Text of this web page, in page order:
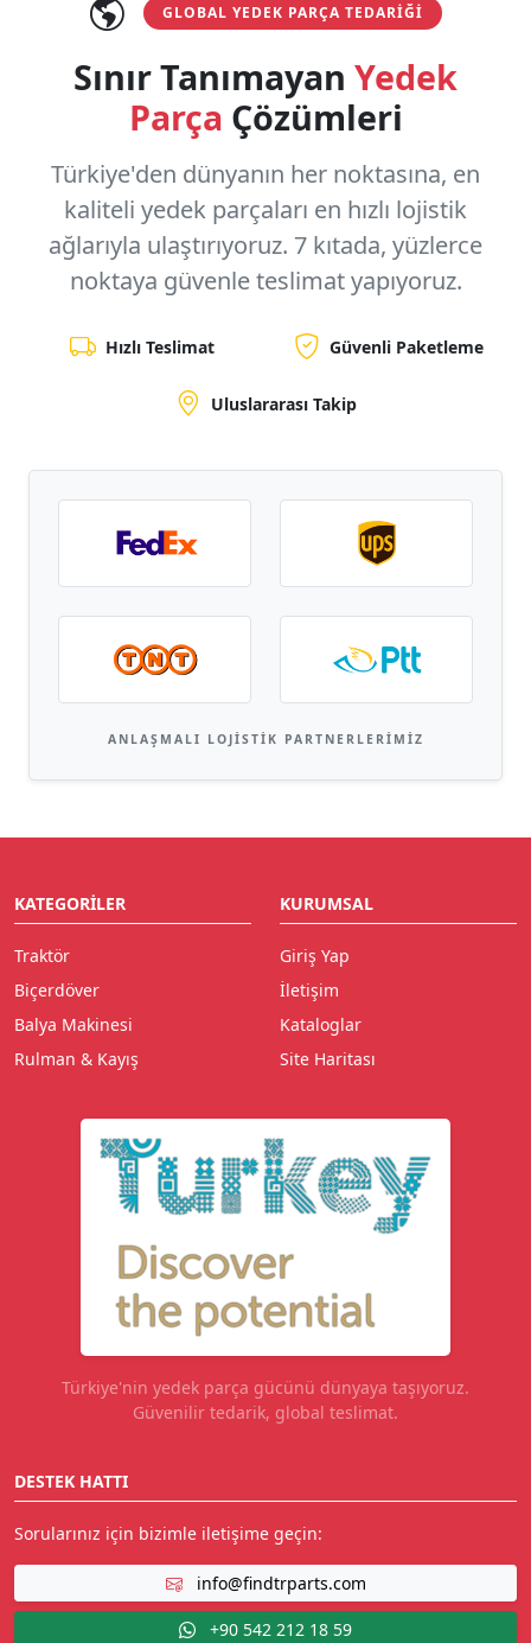
GLOBAL YEDEK PARÇA TEDARIĞI
Sınır Tanımayan Yedek
Parça Çözümleri
Türkiye'den dünyanın her noktasına, en
kaliteli yedek parçaları en hızlı lojistik
ağlarıyla ulaştırıyoruz. 7 kıtada, yüzlerce
noktaya güvenle teslimat yapıyoruz.
Hızlı Teslimat Güvenli Paketleme
Uluslararası Takip
ANLAŞMALI LOJISTIK PARTNERLERIMIZ
KATEGORILER
Traktör
Biçerdöver
Balya Makinesi
Rulman & Kayış
KURUMSAL
Giriş Yap
İletişim
Kataloglar
Site Haritası
Türkiye'nin yedek parça gücünü dünyaya taşıyoruz.
Güvenilir tedarik, global teslimat.
DESTEK HATTI
Sorularınız için bizimle iletişime geçin:
info@findtrparts.com
+90 542 212 18 59